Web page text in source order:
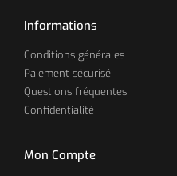
Informations
Conditions générales
Paiement sécurisé
Questions fréquentes
Confidentialité
Mon Compte